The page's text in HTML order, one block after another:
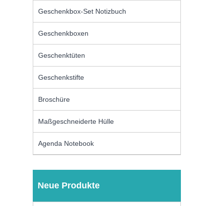
Geschenkbox-Set Notizbuch
Geschenkboxen
Geschenktüten
Geschenkstifte
Broschüre
Maßgeschneiderte Hülle
Agenda Notebook
Neue Produkte